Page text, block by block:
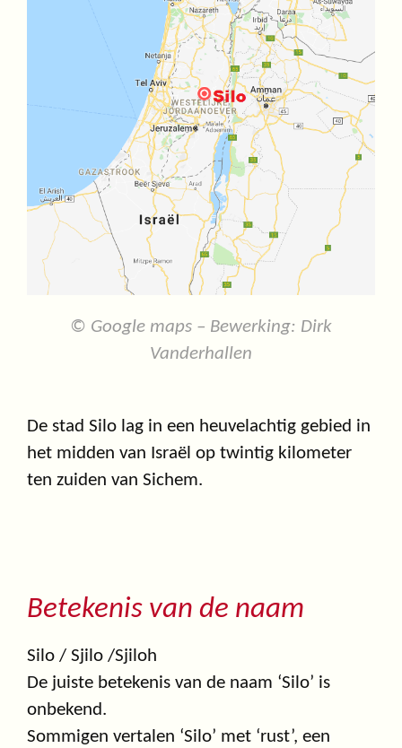
© Google maps – Bewerking: Dirk
Vanderhallen
De stad Silo lag in een heuvelachtig gebied in
het midden van Israël op twintig kilometer
ten zuiden van Sichem.
Betekenis van de naam
Silo / Sjilo /Sjiloh
De juiste betekenis van de naam ‘Silo’ is
onbekend.
Sommigen vertalen ‘Silo’ met ‘rust’, een